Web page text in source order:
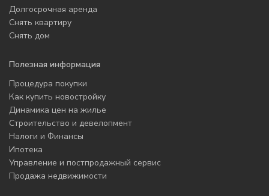
Долгосрочная аренда
Снять квартиру
Снять дом
Полезная информация
Процедура покупки
Как купить новостройку
Динамика цен на жилье
Строительство и девелопмент
Налоги и Финансы
Ипотека
Управление и постпродажный сервис
Продажа недвижимости